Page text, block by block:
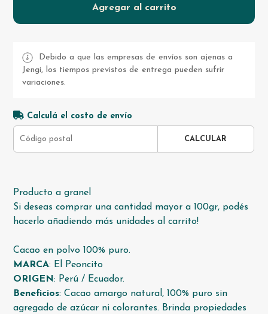
Agregar al carrito
Debido a que las empresas de envíos son ajenas a
Jengi, los tiempos previstos de entrega pueden sufrir
variaciones.
Calculá el costo de envío
CALCULAR
Producto a granel
Si deseas comprar una cantidad mayor a 100gr, podés
hacerlo añadiendo más unidades al carrito!
Cacao en polvo 100% puro.
MARCA: El Peoncito
ORIGEN: Perú / Ecuador.
Beneficios: Cacao amargo natural, 100% puro sin
agregado de azúcar ni colorantes. Brinda propiedades